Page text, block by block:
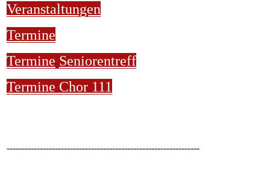
Veranstaltungen
Termine
Termine Seniorentreff
Termine Chor 111
----------------------------------------------------------------